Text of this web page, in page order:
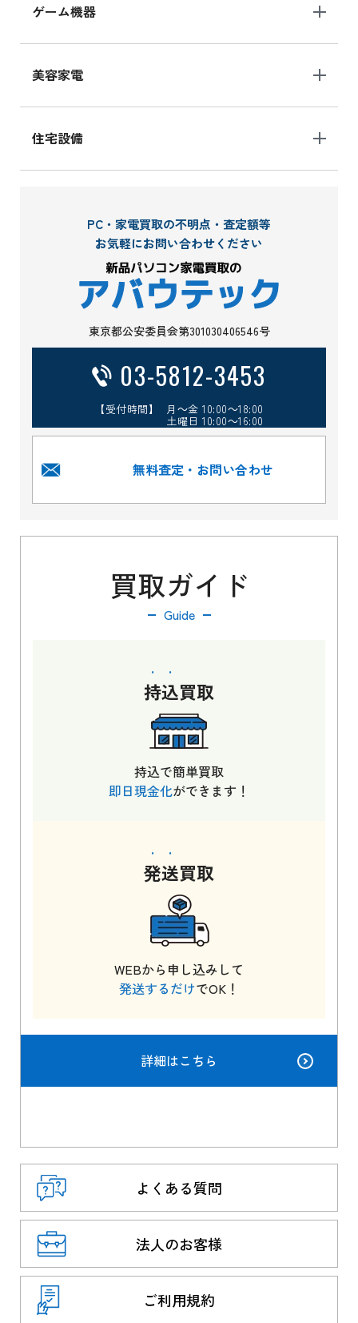
ゲーム機器
美容家電
住宅設備
PC・家電買取の不明点・査定額等
お気軽にお問い合わせください
東京都公安委員会第301030406546号
03-5812-3453
【受付時間】 月～金 10:00～18:00
土曜日 10:00～16:00
無料査定・お問い合わせ
買取ガイド
Guide
持込買取
持込で簡単買取
即日現金化ができます！
発送買取
WEBから申し込みして
発送するだけでOK！
詳細はこちら
よくある質問
法人のお客様
ご利用規約